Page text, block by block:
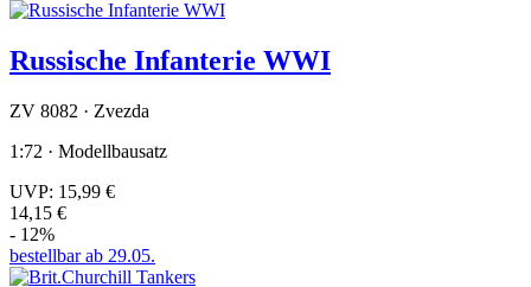
Russische Infanterie WWI
ZV 8082 · Zvezda
1:72 · Modellbausatz
UVP: 15,99 €
14,15 €
- 12%
bestellbar ab 29.05.